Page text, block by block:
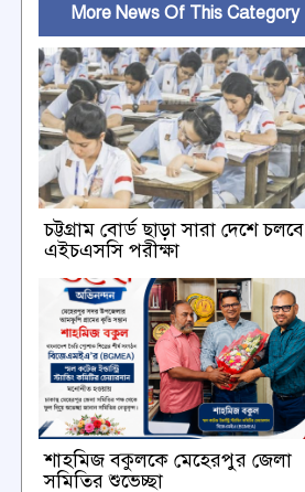
More News Of This Category
চট্টগ্রাম বোর্ড ছাড়া সারা দেশে চলবে
এইচএসসি পরীক্ষা
শাহমিজ বকুলকে মেহেরপুর জেলা
সমিতির শুভেচ্ছা